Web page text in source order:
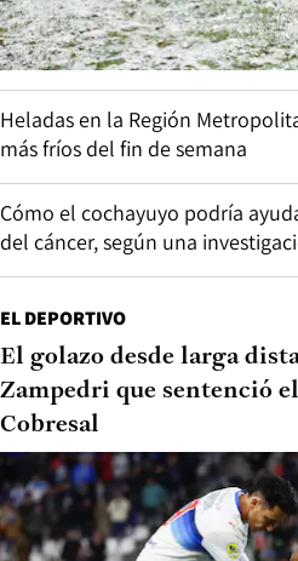
Heladas en la Región
más fríos del fin de semana
Cómo el cochayuyo podría
del cáncer, según una
EL DEPORTIVO
El golazo desde larga
Zampedri que sentenció
Cobresal